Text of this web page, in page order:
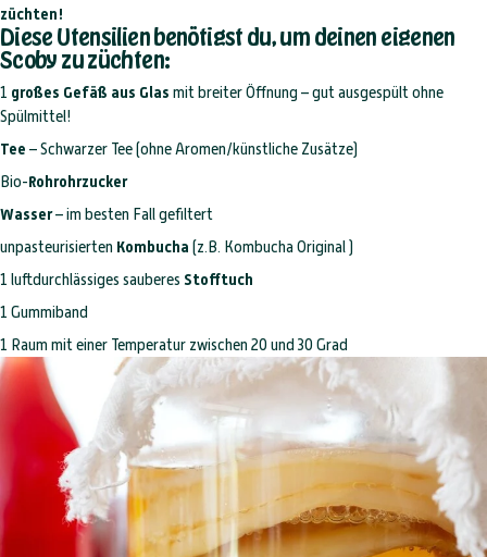
züchten!
Diese Utensilien benötigst du, um deinen eigenen
Scoby zu züchten:
1 großes Gefäß aus Glas mit breiter Öffnung – gut ausgespült ohne
Spülmittel!
Tee – Schwarzer Tee (ohne Aromen/künstliche Zusätze)
Bio-Rohrohrzucker
Wasser– im besten Fall gefiltert
unpasteurisierten Kombucha (z.B. Kombucha Original )
1 luftdurchlässiges sauberes Stofftuch
1 Gummiband
1 Raum mit einer Temperatur zwischen 20 und 30 Grad